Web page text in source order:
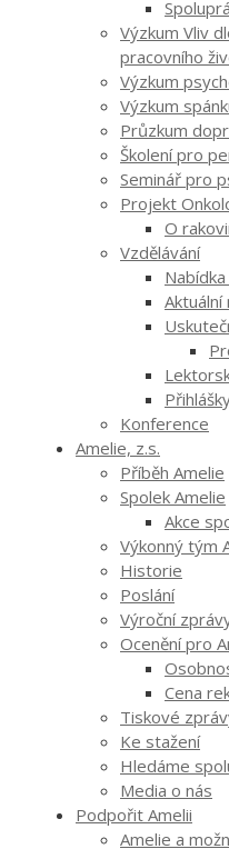
Výzkum Vliv
pracovního
Výzkum
Výzkum
Průzkum
Školení pro
Seminář pro
Projekt
O
Vzdělávání
Aktuální
Konference
Amelie, z.s.
Příběh Amelie
Spolek Amelie
Akce
Výkonný tým
Historie
Poslání
Výroční
Ocenění pro
Cena
Tiskové
Ke stažení
Hledáme
Media o nás
Podpořit Amelii
Amelie a